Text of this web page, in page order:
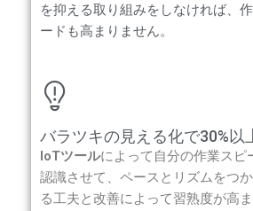
を抑える取り組みをしなければ、
ードも高まりません。
バラツキの見える化で30%以
IoTツールによって自分の作業スピ
認識させて、ペースとリズムをつ
る工夫と改善によって習熟度が高